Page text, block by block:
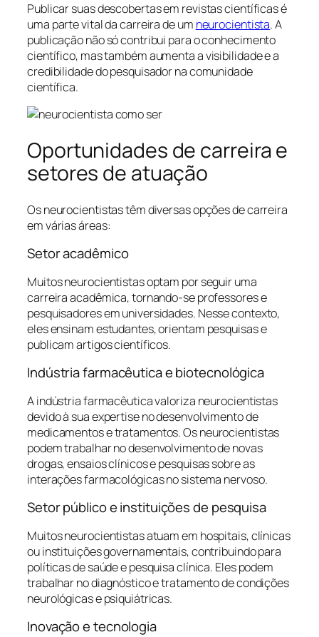
Publicar suas descobertas em revistas científicas é
uma parte vital da carreira de um neurocientista. A
publicação não só contribui para o conhecimento
científico, mas também aumenta a visibilidade e a
credibilidade do pesquisador na comunidade
científica.
Oportunidades de carreira e
setores de atuação
Os neurocientistas têm diversas opções de carreira
em várias áreas:
Setor acadêmico
Muitos neurocientistas optam por seguir uma
carreira acadêmica, tornando-se professores e
pesquisadores em universidades. Nesse contexto,
eles ensinam estudantes, orientam pesquisas e
publicam artigos científicos.
Indústria farmacêutica e biotecnológica
A indústria farmacêutica valoriza neurocientistas
devido à sua expertise no desenvolvimento de
medicamentos e tratamentos. Os neurocientistas
podem trabalhar no desenvolvimento de novas
drogas, ensaios clínicos e pesquisas sobre as
interações farmacológicas no sistema nervoso.
Setor público e instituições de pesquisa
Muitos neurocientistas atuam em hospitais, clínicas
ou instituições governamentais, contribuindo para
políticas de saúde e pesquisa clínica. Eles podem
trabalhar no diagnóstico e tratamento de condições
neurológicas e psiquiátricas.
Inovação e tecnologia